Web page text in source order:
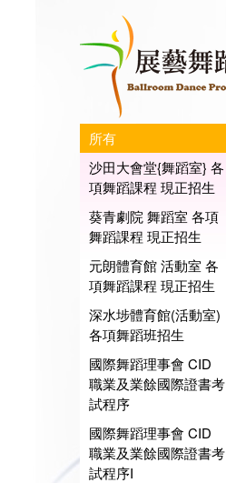
所有
沙田大會堂{舞蹈室} 各
項舞蹈課程 現正招生
葵青劇院 舞蹈室 各項
舞蹈課程 現正招生
元朗體育館 活動室 各
項舞蹈課程 現正招生
深水埗體育館(活動室)
各項舞蹈班招生
國際舞蹈理事會 CID
職業及業餘國際證書考
試程序
國際舞蹈理事會 CID
職業及業餘國際證書考
試程序I